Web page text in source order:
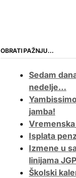
OBRATI PAŽNJU…
Sedam
nedelje…
jamba!
Isplata
Izmene u
linijama
Školski